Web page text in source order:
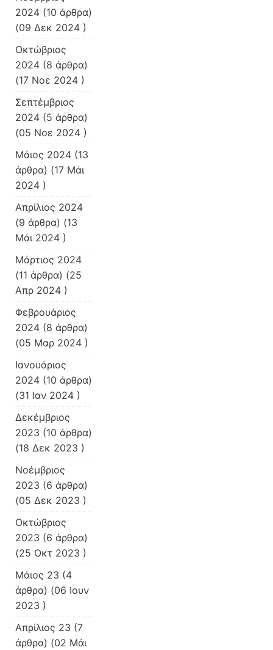
2024 (10 άρθρα)
(09 Δεκ 2024 )
Οκτώβριος
2024 (8 άρθρα)
(17 Νοε 2024 )
Σεπτέμβριος
2024 (5 άρθρα)
(05 Νοε 2024 )
Μάιος 2024 (13
άρθρα) (17 Μάι
2024 )
Απρίλιος 2024
(9 άρθρα) (13
Μάι 2024 )
Μάρτιος 2024
(11 άρθρα) (25
Απρ 2024 )
Φεβρουάριος
2024 (8 άρθρα)
(05 Μαρ 2024 )
Ιανουάριος
2024 (10 άρθρα)
(31 Ιαν 2024 )
Δεκέμβριος
2023 (10 άρθρα)
(18 Δεκ 2023 )
Νοέμβριος
2023 (6 άρθρα)
(05 Δεκ 2023 )
Οκτώβριος
2023 (6 άρθρα)
(25 Οκτ 2023 )
Μάιος 23 (4
άρθρα) (06 Ιουν
2023 )
Απρίλιος 23 (7
άρθρα) (02 Μάι